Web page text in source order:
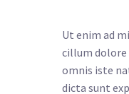
Ut enim ad
cillum dolore
omnis iste
dicta sunt